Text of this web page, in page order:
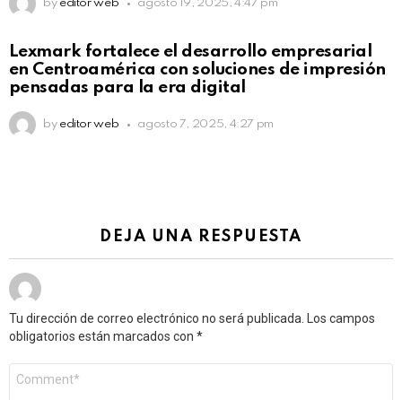
by editor web agosto 19, 2025, 4:47 pm
Lexmark fortalece el desarrollo empresarial
en Centroamérica con soluciones de impresión
pensadas para la era digital
by editor web agosto 7, 2025, 4:27 pm
DEJA UNA RESPUESTA
Tu dirección de correo electrónico no será publicada.
Los campos
obligatorios están marcados con *